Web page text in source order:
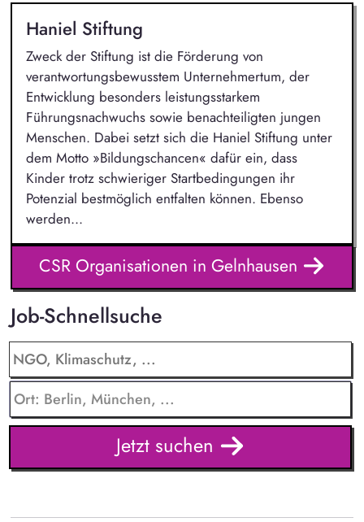
Haniel Stiftung
Zweck der Stiftung ist die Förderung von
verantwortungsbewusstem Unternehmertum, der
Entwicklung besonders leistungsstarkem
Führungsnachwuchs sowie benachteiligten jungen
Menschen. Dabei setzt sich die Haniel Stiftung unter
dem Motto »Bildungschancen« dafür ein, dass
Kinder trotz schwieriger Startbedingungen ihr
Potenzial bestmöglich entfalten können. Ebenso
werden...
CSR Organisationen in Gelnhausen
Job-Schnellsuche
Jetzt suchen